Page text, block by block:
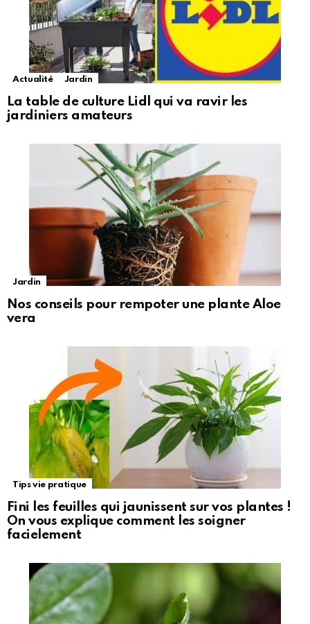
Actualité Jardin
La table de culture Lidl qui va ravir les
jardiniers amateurs
Jardin
Nos conseils pour rempoter une plante Aloe
vera
Tips vie pratique
Fini les feuilles qui jaunissent sur vos plantes !
On vous explique comment les soigner
facielement